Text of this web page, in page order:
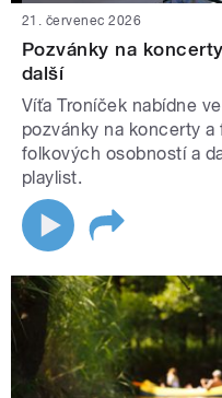
21. červenec 2026
Pozvánky na
další
Víťa Troníček nabídne
pozvánky na koncerty a
folkových osobností a
playlist.